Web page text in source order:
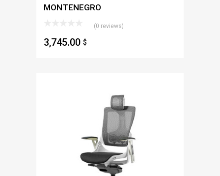
MONTENEGRO
(0 reviews)
3,745.00 $